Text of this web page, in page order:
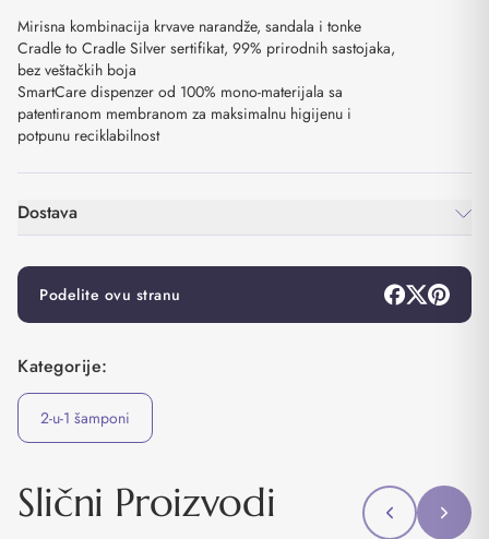
Mirisna kombinacija krvave narandže, sandala i tonke
Cradle to Cradle Silver sertifikat, 99% prirodnih sastojaka,
bez veštačkih boja
SmartCare dispenzer od 100% mono-materijala sa
patentiranom membranom za maksimalnu higijenu i
potpunu reciklabilnost
Dostava
Podelite ovu stranu
Kategorije:
2-u-1 šamponi
Slični Proizvodi